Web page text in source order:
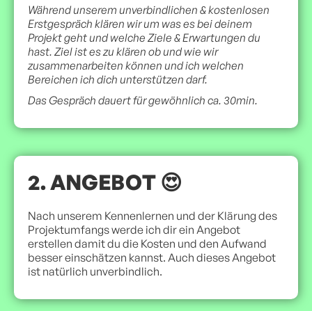
Während unserem unverbindlichen & kostenlosen
Erstgespräch klären wir um was es bei deinem
Projekt geht und welche Ziele & Erwartungen du
hast. Ziel ist es zu klären ob und wie wir
zusammenarbeiten können und ich welchen
Bereichen ich dich unterstützen darf.
Das Gespräch dauert für gewöhnlich ca. 30min.
2. ANGEBOT 😍
Nach unserem Kennenlernen und der Klärung des
Projektumfangs werde ich dir ein Angebot
erstellen damit du die Kosten und den Aufwand
besser einschätzen kannst. Auch dieses Angebot
ist natürlich unverbindlich.